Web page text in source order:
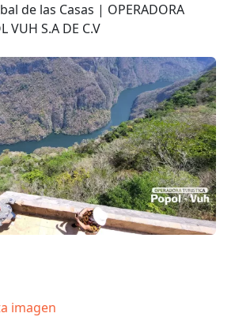
de las Casas | OPERADORA
VUH S.A DE C.V
imagen